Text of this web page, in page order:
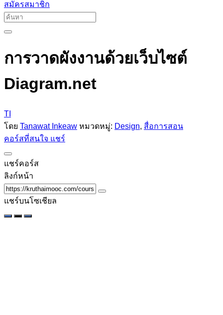
สมัครสมาชิก
การวาดผังงานด้วยเว็บไซต์
Diagram.net
TI
โดย Tanawat Inkeaw หมวดหมู่: Design, สื่อการสอน
คอร์สที่สนใจ แชร์
แชร์คอร์ส
ลิงก์หน้า
แชร์บนโซเชียล